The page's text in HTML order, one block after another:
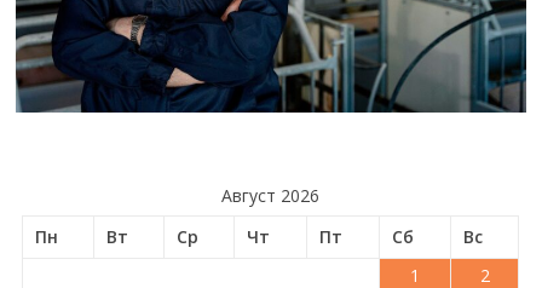
Август 2026
Пн
Вт Ср Чт Пт Сб
Вс
1
2